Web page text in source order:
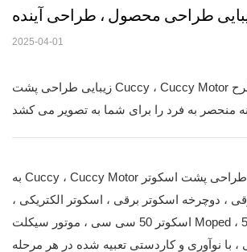
طراحی محصول ، طراحی آینده
2025-04-01
زیبایی طراحی پشت Cuccy ، Cuccy Motor را کاوش کنید! این فیلم شما را از طریق فرآیند طراحی محصول ما سوق می دهد و نشان می دهد که چگونه طرح
به Cuccy ، Cuccy Motor خوش آمدید ، که نه تنها یک کاخ ماشینکاری است بلکه منبع الهام بخش طراحی است. در این ویدئو ، ما فرایند طراحی پشت اسکوتر
، دوچرخه اسکوتر برقی ، اسکوتر الکتریکی ،
اسکوتر 50 سی سی ، موتور سیکلت Moped ، 50ccccccc Scooter ، 125cccc Scooter ، 1250CC Scooter ، 1250CC Scooter ، 120CC Scooter ، 50cc